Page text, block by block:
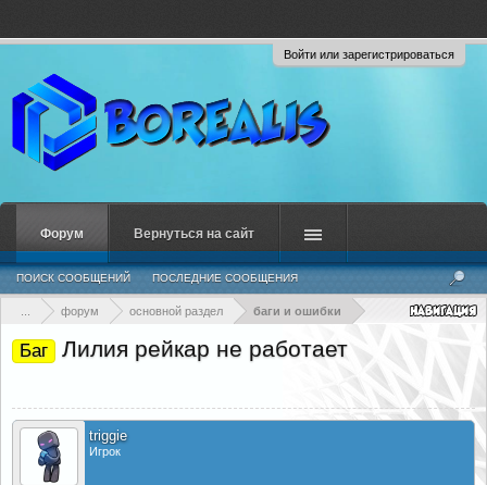
Войти или зарегистрироваться
форум основной раздел баги и ошибки
Баг Лилия рейкар не работает
triggie
Игрок
Форум
ПОИСК СООБЩЕНИЙ ПОСЛЕДНИЕ СООБЩЕНИЯ
Вернуться на сайт